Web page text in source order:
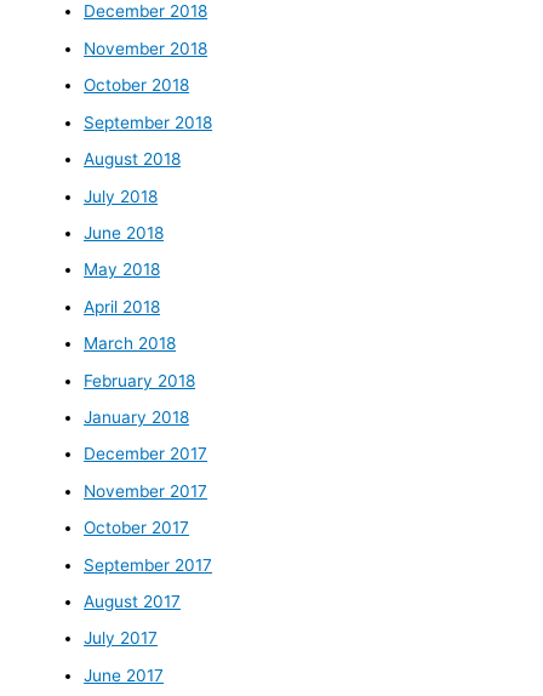
December 2018
November 2018
October 2018
September 2018
August 2018
July 2018
June 2018
May 2018
April 2018
March 2018
February 2018
January 2018
December 2017
November 2017
October 2017
September 2017
August 2017
July 2017
June 2017